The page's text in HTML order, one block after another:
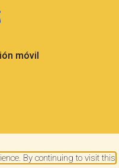
móvil
By continuing to visit this